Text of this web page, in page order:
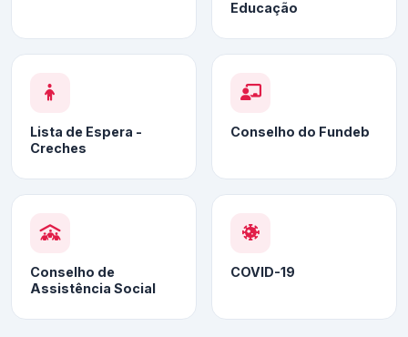
Educação
Lista de Espera -
Creches
Conselho do Fundeb
Conselho de
Assistência Social
COVID-19